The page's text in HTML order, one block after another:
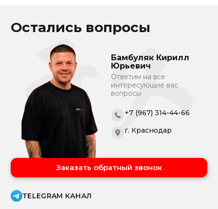
Остались вопросы
Бамбуляк Кирилл
Юрьевич
Ответим на все
интересующие вас
вопросы
+7 (967) 314-44-66
г. Краснодар
Заказать обратный звонок
TELEGRAM КАНАЛ